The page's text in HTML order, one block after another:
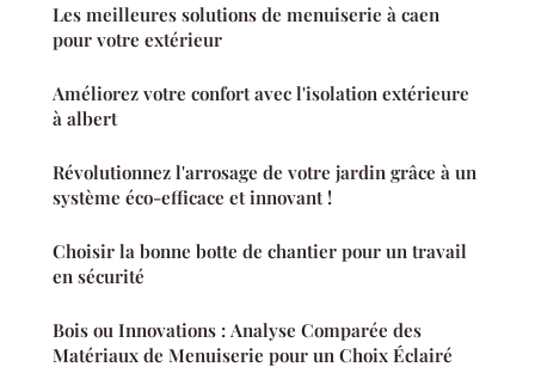
Les meilleures solutions de menuiserie à caen
pour votre extérieur
Améliorez votre confort avec l'isolation extérieure
à albert
Révolutionnez l'arrosage de votre jardin grâce à un
système éco-efficace et innovant !
Choisir la bonne botte de chantier pour un travail
en sécurité
Bois ou Innovations : Analyse Comparée des
Matériaux de Menuiserie pour un Choix Éclairé